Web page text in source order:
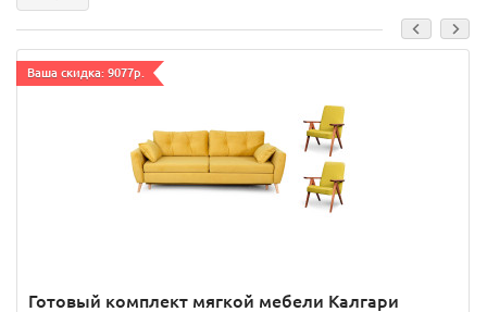
Ваша скидка: 9077р.
Готовый комплект мягкой мебели Калгари